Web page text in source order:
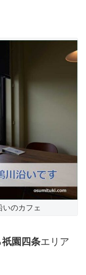
のカフェ
祇園四条エリア